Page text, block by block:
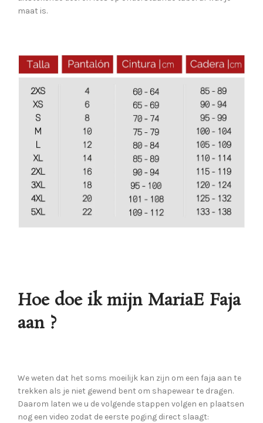
maat is.
Hoe doe ik mijn MariaE Faja
aan ?
We weten dat het soms moeilijk kan zijn om een ​​faja aan te
trekken als je niet gewend bent om shapewear te dragen.
Daarom laten we u de volgende stappen volgen en plaatsen
nog een video zodat de eerste poging direct slaagt: